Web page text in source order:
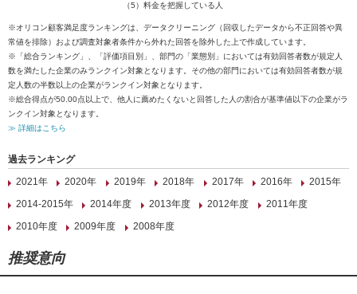
（5）料金を把握している人
※オリコン顧客満足度ランキングは、データクリーニング（回収したデータから不正回答や異
常値を排除）および調査対象者条件から外れた回答を除外した上で作成しています。
※「総合ランキング」、「評価項目別」、部門の「業態別」においては有効回答者数が規定人
数を満たした企業のみランクイン対象となります。その他の部門においては有効回答者数が規
定人数の半数以上の企業がランクイン対象となります。
※総合得点が50.00点以上で、他人に薦めたくないと回答した人の割合が基準値以下の企業がラ
ンクイン対象となります。
≫ 詳細はこちら
過去ランキング
2021年
2020年 2019年 2018年 2017年 2016年
2015年
2014-2015年
2014年度 2013年度 2012年度
2011年度
2010年度
2009年度 2008年度
推奨意向